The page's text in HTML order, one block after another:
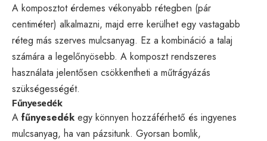
A komposztot érdemes vékonyabb rétegben (pár
centiméter) alkalmazni, majd erre kerülhet egy vastagabb
réteg más szerves mulcsanyag. Ez a kombináció a talaj
számára a legelőnyösebb. A komposzt rendszeres
használata jelentősen csökkentheti a műtrágyázás
szükségességét.
Fűnyesedék
A fűnyesedék egy könnyen hozzáférhető és ingyenes
mulcsanyag, ha van pázsitunk. Gyorsan bomlik,